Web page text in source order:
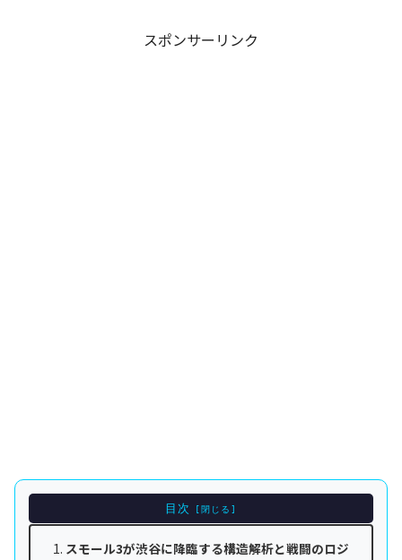
スポンサーリンク
目次
スモール3が渋谷に降臨する構造解析と戦闘のロジ